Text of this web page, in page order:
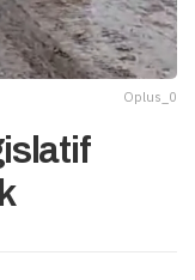
Oplus_0